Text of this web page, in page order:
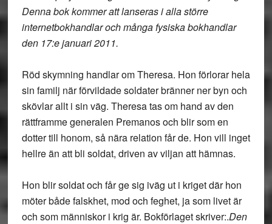
Denna bok kommer att lanseras i alla större
internetbokhandlar och många fysiska bokhandlar
den 17:e januari 2011.
Röd skymning handlar om Theresa. Hon förlorar hela
sin familj när förvildade soldater bränner ner byn och
skövlar allt i sin väg. Theresa tas om hand av den
rättframme generalen Premanos och blir som en
dotter till honom, så nära relation får de. Hon vill inget
hellre än att bli soldat, driven av viljan att hämnas.
Hon blir soldat och får ge sig iväg ut i kriget där hon
möter både falskhet, mod och feghet, ja som livet är
och som människor i krig är. Bokförlaget skriver:.Den